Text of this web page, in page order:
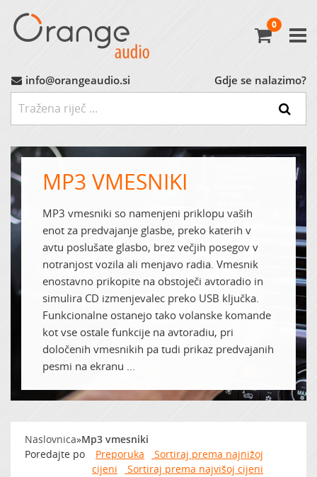
Avtoradio
Avtozvočniki
Nizkotonci
MP3 Vmesniki
Montažni Material
MARKET (do -60%)
Zvočna izolacija
0
info@orangeaudio.si Gdje se nalazimo?
MP3 VMESNIKI
MP3 vmesniki so namenjeni priklopu vaših
enot za predvajanje glasbe, preko katerih v
avtu poslušate glasbo, brez večjih posegov v
notranjost vozila ali menjavo radia. Vmesnik
enostavno prikopite na obstoječi avtoradio in
simulira CD izmenjevalec preko USB ključka.
Funkcionalne ostanejo tako volanske komande
kot vse ostale funkcije na avtoradiu, pri
določenih vmesnikih pa tudi prikaz predvajanih
pesmi na ekranu ...
Naslovnica»Mp3 vmesniki
Poredajte po
Preporuka
Sortiraj prema najnižoj
cijeni
Sortiraj prema najvišoj cijeni